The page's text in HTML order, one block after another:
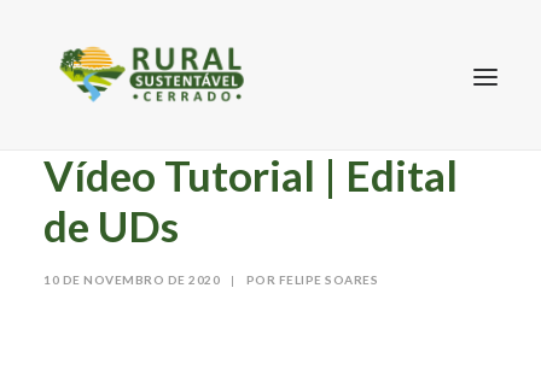
Vídeo Tutorial | Edital
de UDs
10 DE NOVEMBRO DE 2020 | POR FELIPE SOARES